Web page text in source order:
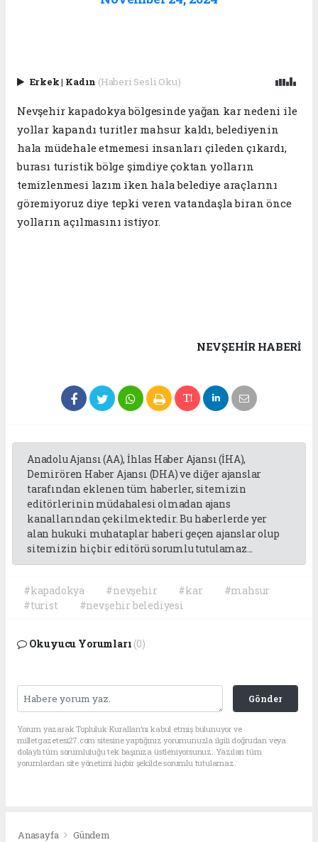
Erkek| Kadın (Haberi Sesli Oku)
Nevşehir kapadokya bölgesinde yağan kar nedeni ile
yollar kapandı turitler mahsur kaldı, belediyenin
hala müdehale etmemesi insanları çileden çıkardı,
burası turistik bölge şimdiye çoktan yolların
temizlenmesi lazım iken hala belediye araçlarını
göremiyoruz diye tepki veren vatandaşla biran önce
yolların açılmasını istiyor.
NEVŞEHIR HABERİ
Anadolu Ajansı (AA), İhlas Haber Ajansı (İHA),
Demirören Haber Ajansı (DHA) ve diğer ajanslar
tarafından eklenen tüm haberler, sitemizin
editörlerinin müdahalesi olmadan ajans
kanallarından çekilmektedir. Bu haberlerde yer
alan hukuki muhataplar haberi geçen ajanslar olup
sitemizin hiç bir editörü sorumlu tutulamaz...
#kapadokya #nevşehir #kar
#mahsur
#turist
#nevşehir belediyesi
Okuyucu Yorumları (0)
Gönder
Yorum yazarak Topluluk Kuralları’nı kabul etmiş bulunuyor ve
milletgazetesi27.com sitesine yaptığınız yorumunuzla ilgili doğrudan veya
dolaylı tüm sorumluluğu tek başınıza üstleniyorsunuz. Yazılan tüm
yorumlardan site yönetimi hiçbir şekilde sorumlu tutulamaz.
Anasayfa Gündem